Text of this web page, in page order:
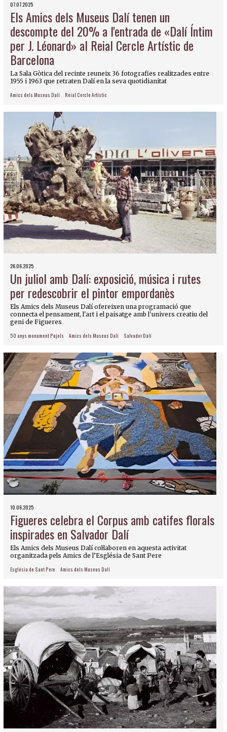
07.07.2025
Els Amics dels Museus Dalí tenen un
descompte del 20% a l'entrada de «Dalí Íntim
per J. Léonard» al Reial Cercle Artístic de
Barcelona
La Sala Gòtica del recinte reuneix 36 fotografies realitzades entre
1955 i 1963 que retraten Dalí en la seva quotidianitat
Amics dels Museus Dalí Reial Cercle Artístic
26.06.2025
Un juliol amb Dalí: exposició, música i rutes
per redescobrir el pintor empordanès
Els Amics dels Museus Dalí ofereixen una programació que
connecta el pensament, l'art i el paisatge amb l'univers creatiu del
geni de Figueres
50 anys monument Pujols Amics dels Museus Dalí Salvador Dalí
10.06.2025
Figueres celebra el Corpus amb catifes florals
inspirades en Salvador Dalí
Els Amics dels Museus Dalí col·laboren en aquesta activitat
organitzada pels Amics de l’Església de Sant Pere
Església de Sant Pere Amics dels Museus Dalí